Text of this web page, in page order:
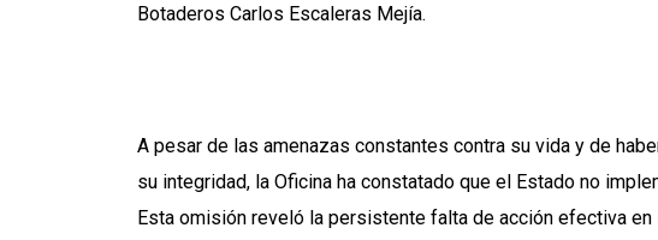
Botaderos Carlos Escaleras Mejía.
A pesar de las amenazas constantes contra su vida y de
su integridad, la Oficina ha constatado que el Estado no
Esta omisión reveló la persistente falta de acción efectiva